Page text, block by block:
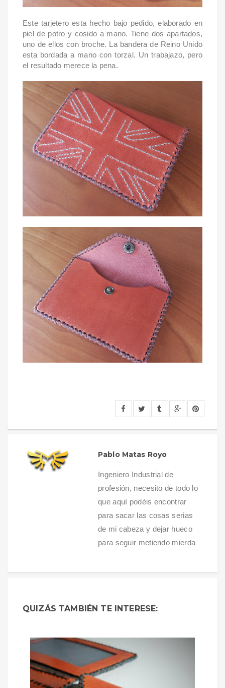
Este tarjetero esta hecho bajo pedido, elaborado en
piel de potro y cosido a mano. Tiene dos apartados,
uno de ellos con broche. La bandera de Reino Unido
esta bordada a mano con torzal. Un trabajazo, pero
el resultado merece la pena.
Pablo Matas Royo
Ingeniero Industrial de
profesión, necesito de todo lo
que aquí podéis encontrar
para sacar las cosas serias
de mi cabeza y dejar hueco
para seguir metiendo mierda
QUIZÁS TAMBIÉN TE INTERESE: